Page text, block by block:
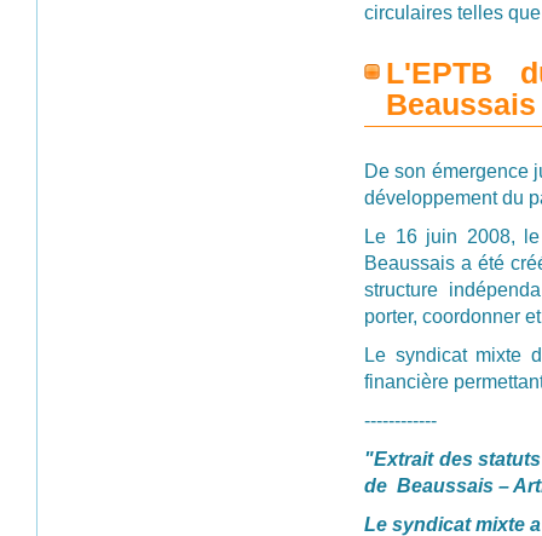
circulaires telles
L'EPTB
Beaussais
De son émergence
développement du
Le 16 juin 2008,
Beaussais a été
structure
porter, coordonner
Le syndicat mixte
financière
------------
"Extrait des
de Beaussais –
Le syndicat mixte